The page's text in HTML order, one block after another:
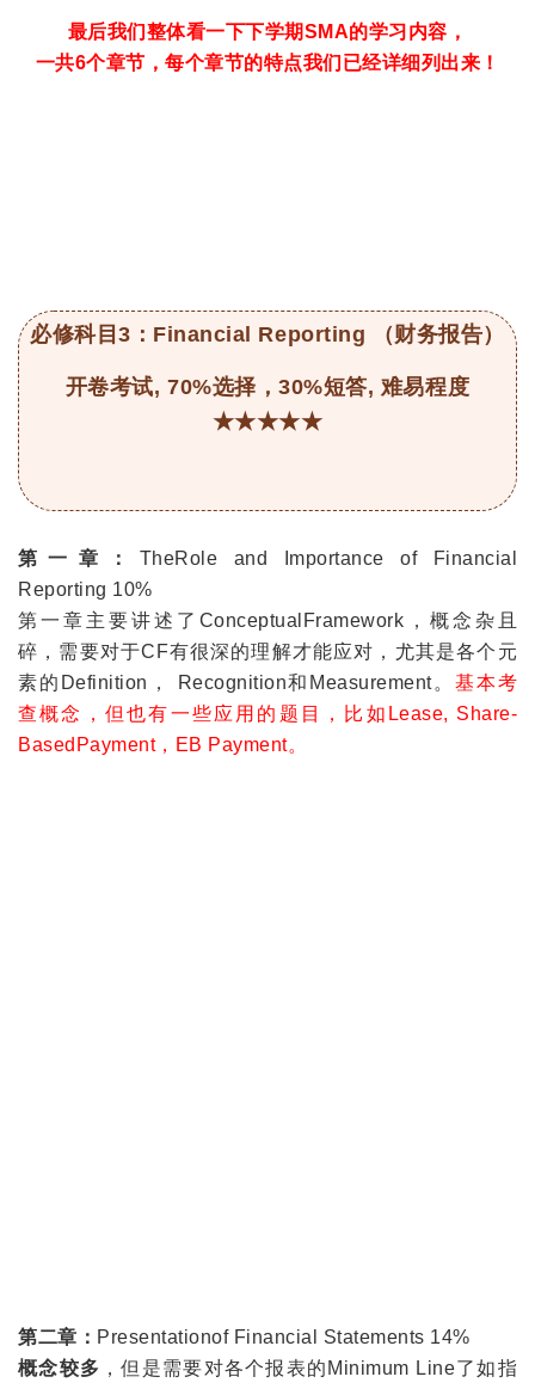
最后我们整体看一下下学期SMA的学习内容，
一共6个章节，每个章节的特点我们已经详细列出来！
必修科目3：Financial Reporting （财务报告）
开卷考试, 70%选择，30%短答, 难易程度
★★★★★
第一章： TheRole and Importance of Financial
Reporting 10%
第一章主要讲述了ConceptualFramework，概念杂且
碎，需要对于CF有很深的理解才能应对，尤其是各个元
素的Definition， Recognition和Measurement。 基本考
查概念，但也有一些应用的题目，比如Lease, Share-
BasedPayment，EB Payment。
第二章： Presentationof Financial Statements 14%
概念较多 ，但是需要对各个报表的Minimum Line了如指